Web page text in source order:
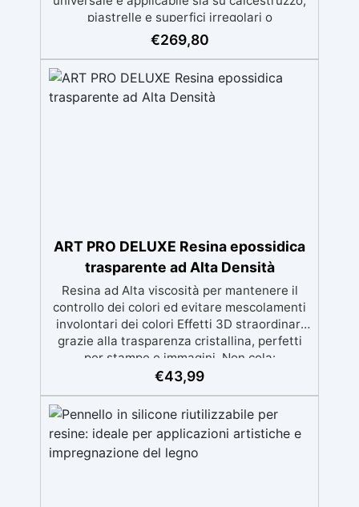
piastrelle e superfici irregolari o
danneggiate. ✅ Facile da applicare: Video
Guida completa inclusa, 3 semplici passaggi,
finitura protettiva antigraffio. ✅ Risultati
professionali: Sistema autolivellante,
€269,80
ART PRO DELUXE Resina epossidica
trasparente ad Alta Densità
Resina ad Alta viscosità per mantenere il
controllo dei colori ed evitare mescolamenti
involontari dei colori Effetti 3D straordinari
grazie alla trasparenza cristallina, perfetti
per stampe e immagini. Non cola:
Applicazione versatile su superfici inclinate,
Resistente all'umidità con una superficie
lucida e protettiva adatta a qualsiasi
ambiente. Sicura e inodore, priva di solventi
e BPA, ideale per un lavoro confortevole e
€43,99